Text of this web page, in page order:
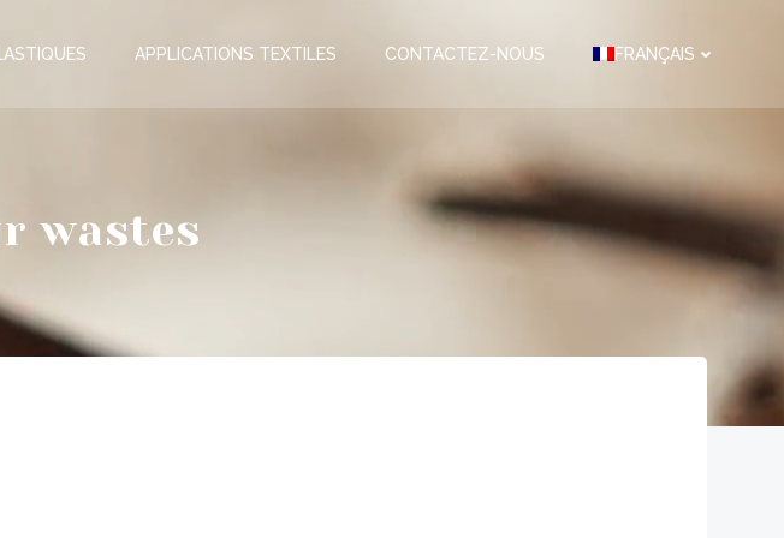
APPLICATIONS TEXTILES CONTACTEZ-NOUS FRANÇAIS
wastes